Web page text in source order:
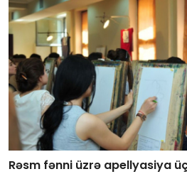
Rəsm fənni üzrə apellyasiya